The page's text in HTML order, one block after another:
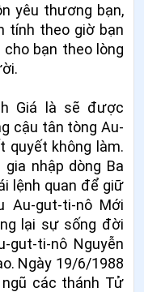
yêu thương bạn,
tính theo giờ bạn
bạn theo lòng
Giá là sẽ được
cậu tân tòng Au-
quyết không làm.
nhập dòng Ba
lệnh quan để giữ
Au-gut-ti-nô Mới
lại sự sống đời
gut-ti-nô Nguyễn
Ngày 19/6/1988
các thánh Tử